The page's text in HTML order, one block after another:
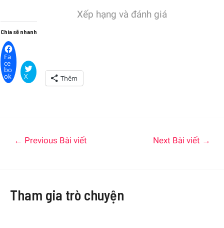
Xếp hạng và đánh giá
Chia sẽ nhanh
Fa
ce
bo
ok X Thêm
← Previous Bài viết Next Bài viết →
Tham gia trò chuyện